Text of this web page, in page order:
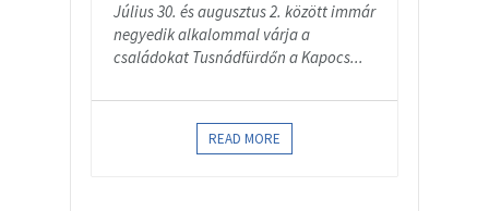
Július 30. és augusztus 2. között immár
negyedik alkalommal várja a
családokat Tusnádfürdőn a Kapocs...
READ MORE